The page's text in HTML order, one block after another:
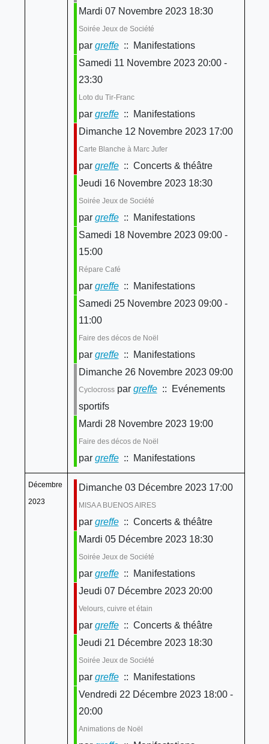
Mardi 07 Novembre 2023 18:30
Soirée Jeux de Société
par greffe:: Manifestations
Samedi 11 Novembre 2023 20:00 -
23:30
Loto du Tir-Franc
par greffe:: Manifestations
Dimanche 12 Novembre 2023 17:00
Carte Blanche à Marc Jufer
par greffe:: Concerts & théâtre
Jeudi 16 Novembre 2023 18:30
Soirée Jeux de Société
par greffe:: Manifestations
Samedi 18 Novembre 2023 09:00 -
15:00
Répare Café
par greffe:: Manifestations
Samedi 25 Novembre 2023 09:00 -
11:00
Faire des décos de Noël
par greffe:: Manifestations
Dimanche 26 Novembre 2023 09:00
Cyclocrosspar greffe:: Evénements
sportifs
Mardi 28 Novembre 2023 19:00
Faire des décos de Noël
par greffe:: Manifestations
Décembre
2023
Dimanche 03 Décembre 2023 17:00
MISA A BUENOS AIRES
par greffe:: Concerts & théâtre
Mardi 05 Décembre 2023 18:30
Soirée Jeux de Société
par greffe:: Manifestations
Jeudi 07 Décembre 2023 20:00
Velours, cuivre et étain
par greffe:: Concerts & théâtre
Jeudi 21 Décembre 2023 18:30
Soirée Jeux de Société
par greffe:: Manifestations
Vendredi 22 Décembre 2023 18:00 -
20:00
Animations de Noël